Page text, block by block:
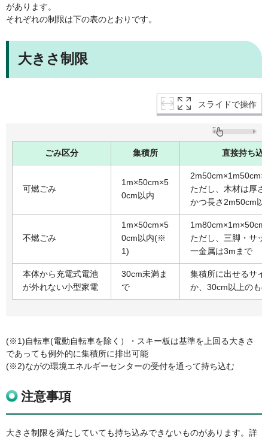
があります。
それぞれの制限は下の表のとおりです。
大きさ制限
スライドで操作
ごみ区分 集積所 直接持ち込
可燃ごみ
1m×50cm×5
0cm以内
ただし、木材は厚
かつ長さ2m50cm以
不燃ごみ
1m×50cm×5
0cm以内(※
1)
1m80cm×1m×50cm
ただし、三脚・サッ
一金属は3mまで
本体から充電式電池
が外れない小型家電
30cm未満ま
で
集積所に出せるサイ
か、30cm以上のも
(※1)自転車(電動自転車を除く）・スキー板は基準を上回る大きさ
であっても例外的に集積所に排出可能
(※2)ながの環境エネルギーセンターの受付を通って持ち込む
注意事項
大きさ制限を満たしていても持ち込みできないものがあります。詳